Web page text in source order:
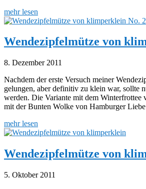
mehr lesen
Wendezipfelmütze von
8. Dezember 2011
Nachdem der erste Versuch meiner
gelungen, aber definitiv zu klein war, sollte
werden. Die Variante mit dem Winterfrottee
mit der Bunten Wolke von Hamburger
mehr lesen
Wendezipfelmütze von
5. Oktober 2011